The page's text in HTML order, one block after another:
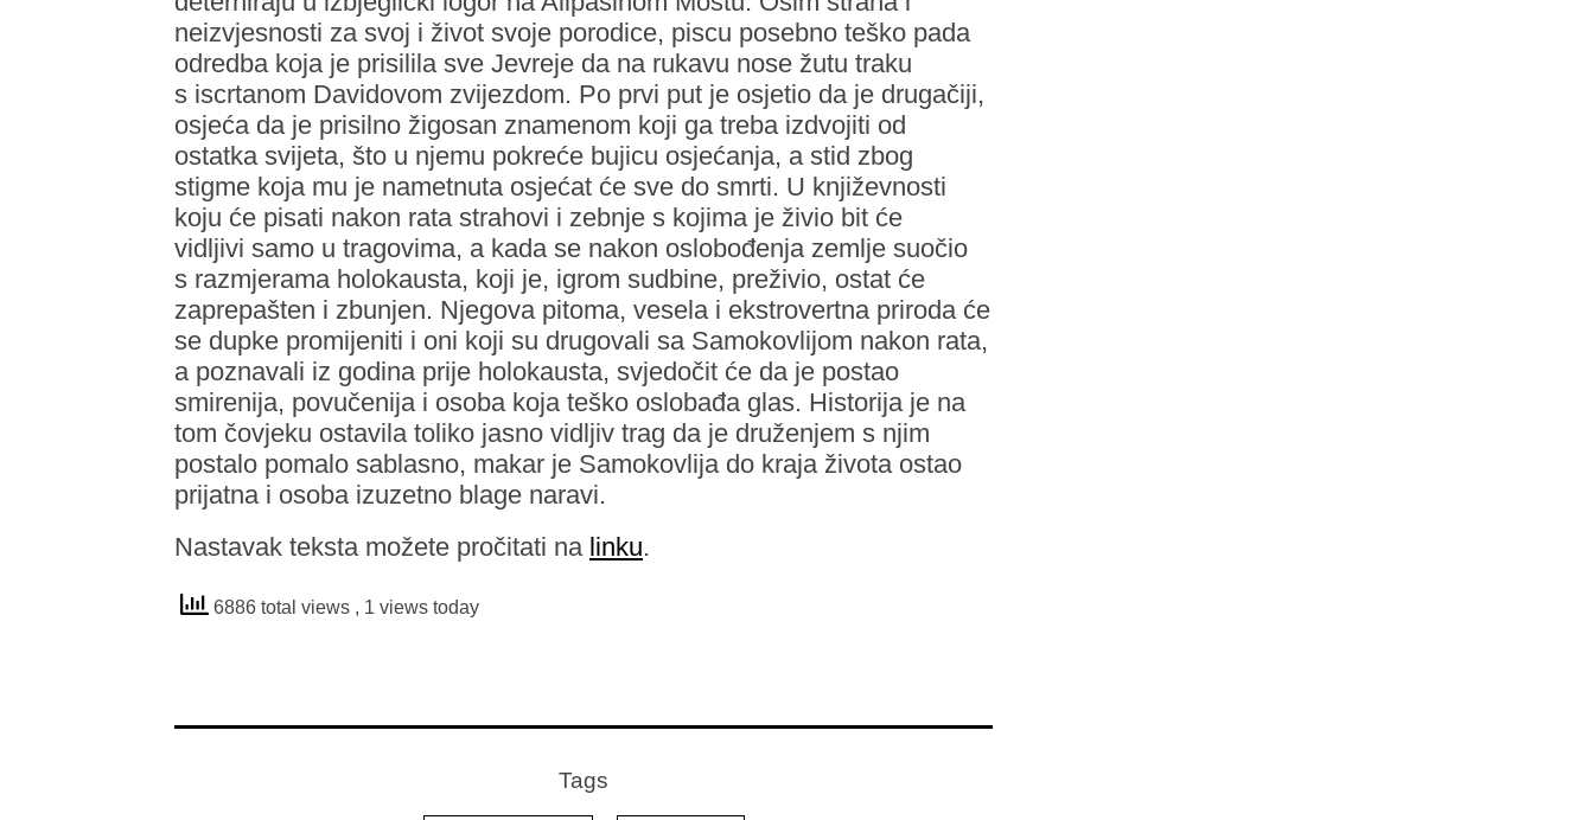
neizvjesnosti za svoj i život svoje porodice, piscu posebno teško pada
odredba koja je prisilila sve Jevreje da na rukavu nose žutu traku
s iscrtanom Davidovom zvijezdom. Po prvi put je osjetio da je drugačiji,
osjeća da je prisilno žigosan znamenom koji ga treba izdvojiti od
ostatka svijeta, što u njemu pokreće bujicu osjećanja, a stid zbog
stigme koja mu je nametnuta osjećat će sve do smrti. U književnosti
koju će pisati nakon rata strahovi i zebnje s kojima je živio bit će
vidljivi samo u tragovima, a kada se nakon oslobođenja zemlje suočio
s razmjerama holokausta, koji je, igrom sudbine, preživio, ostat će
zaprepašten i zbunjen. Njegova pitoma, vesela i ekstrovertna priroda će
se dupke promijeniti i oni koji su drugovali sa Samokovlijom nakon rata,
a poznavali iz godina prije holokausta, svjedočit će da je postao
smirenija, povučenija i osoba koja teško oslobađa glas. Historija je na
tom čovjeku ostavila toliko jasno vidljiv trag da je druženjem s njim
postalo pomalo sablasno, makar je Samokovlija do kraja života ostao
prijatna i osoba izuzetno blage naravi.
Nastavak teksta možete pročitati na linku.
6886 total views , 1 views today
Tags